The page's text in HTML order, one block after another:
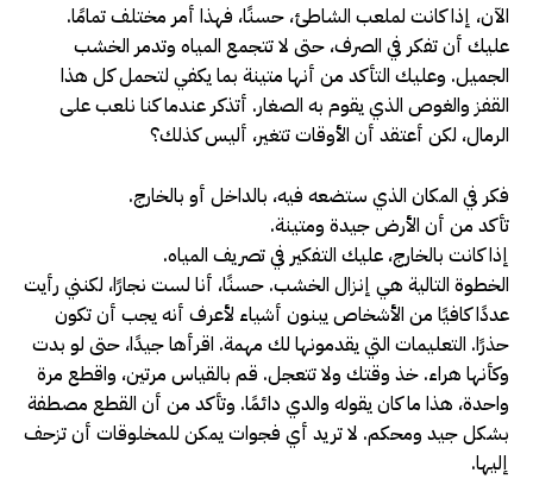
الآن، إذا كانت لملعب الشاطئ، حسنًا، فهذا أمر مختلف تمامًا.
عليك أن تفكر في الصرف، حتى لا تتجمع المياه وتدمر الخشب
الجميل. وعليك التأكد من أنها متينة بما يكفي لتحمل كل هذا
القفز والغوص الذي يقوم به الصغار. أتذكر عندما كنا نلعب على
الرمال، لكن أعتقد أن الأوقات تتغير، أليس كذلك؟
فكر في المكان الذي ستضعه فيه، بالداخل أو بالخارج.
تأكد من أن الأرض جيدة ومتينة.
إذا كانت بالخارج، عليك التفكير في تصريف المياه.
الخطوة التالية هي إنزال الخشب. حسنًا، أنا لست نجارًا، لكنني رأيت
عددًا كافيًا من الأشخاص يبنون أشياء لأعرف أنه يجب أن تكون
حذرًا. التعليمات التي يقدمونها لك مهمة. اقرأها جيدًا، حتى لو بدت
وكأنها هراء. خذ وقتك ولا تتعجل. قم بالقياس مرتين، واقطع مرة
واحدة، هذا ما كان يقوله والدي دائمًا. وتأكد من أن القطع مصطفة
بشكل جيد ومحكم. لا تريد أي فجوات يمكن للمخلوقات أن تزحف
إليها.